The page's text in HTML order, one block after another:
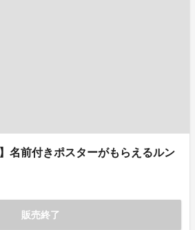
名前付きポスターがもらえるルン
販売終了